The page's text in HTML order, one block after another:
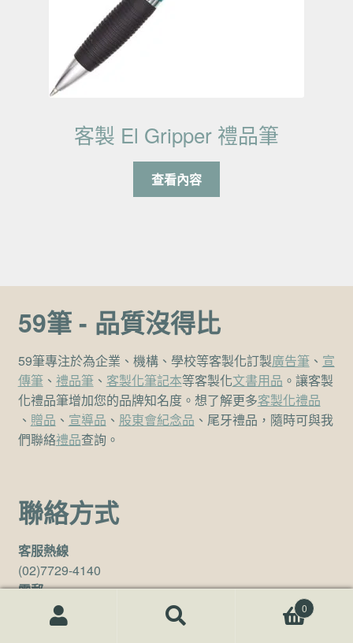
客製 El Gripper 禮品筆
查看內容
59筆 - 品質沒得比
59筆專注於為企業、機構、學校等客製化訂製廣告筆、 宣
傳筆、 禮品筆、 客製化筆記本等客製化文書用品 。讓客製
化禮品筆增加您的品牌知名度。想了解更多客製化禮品
、 贈品 、 宣導品 、 股東會紀念品 、尾牙禮品，隨時可與我
們聯絡禮品查詢。
聯絡方式
客服熱線
(02)7729-4140
電郵
sales@59pen.com
搜尋關鍵字:
0